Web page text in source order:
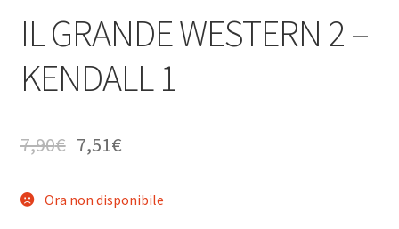
IL GRANDE WESTERN 2 –
KENDALL 1
7,90€ 7,51€
Ora non disponibile